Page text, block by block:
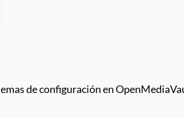
de configuración en